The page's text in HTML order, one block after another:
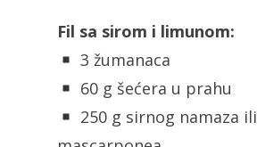
Fil sa sirom i limunom:
3 žumanaca
60 g šećera u prahu
250 g sirnog namaza ili